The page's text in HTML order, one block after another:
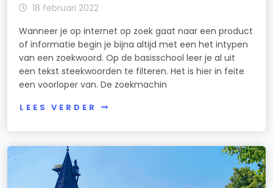
18 februari 2022
Wanneer je op internet op zoek gaat naar een product
of informatie begin je bijna altijd met een het intypen
van een zoekwoord. Op de basisschool leer je al uit
een tekst steekwoorden te filteren. Het is hier in feite
een voorloper van. De zoekmachin
LEES VERDER